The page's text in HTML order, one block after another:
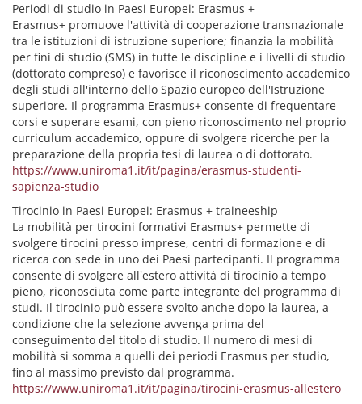
Periodi di studio in Paesi Europei: Erasmus +
Erasmus+ promuove l'attività di cooperazione transnazionale
tra le istituzioni di istruzione superiore; finanzia la mobilità
per fini di studio (SMS) in tutte le discipline e i livelli di studio
(dottorato compreso) e favorisce il riconoscimento accademico
degli studi all'interno dello Spazio europeo dell'Istruzione
superiore. Il programma Erasmus+ consente di frequentare
corsi e superare esami, con pieno riconoscimento nel proprio
curriculum accademico, oppure di svolgere ricerche per la
preparazione della propria tesi di laurea o di dottorato.
https://www.uniroma1.it/it/pagina/erasmus-studenti-
sapienza-studio
Tirocinio in Paesi Europei: Erasmus + traineeship
La mobilità per tirocini formativi Erasmus+ permette di
svolgere tirocini presso imprese, centri di formazione e di
ricerca con sede in uno dei Paesi partecipanti. Il programma
consente di svolgere all'estero attività di tirocinio a tempo
pieno, riconosciuta come parte integrante del programma di
studi. Il tirocinio può essere svolto anche dopo la laurea, a
condizione che la selezione avvenga prima del
conseguimento del titolo di studio. Il numero di mesi di
mobilità si somma a quelli dei periodi Erasmus per studio,
fino al massimo previsto dal programma.
https://www.uniroma1.it/it/pagina/tirocini-erasmus-allestero